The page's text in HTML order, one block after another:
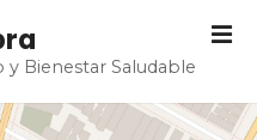
y Bienestar Saludable